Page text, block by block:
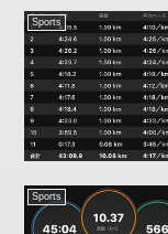
Sports
Sports